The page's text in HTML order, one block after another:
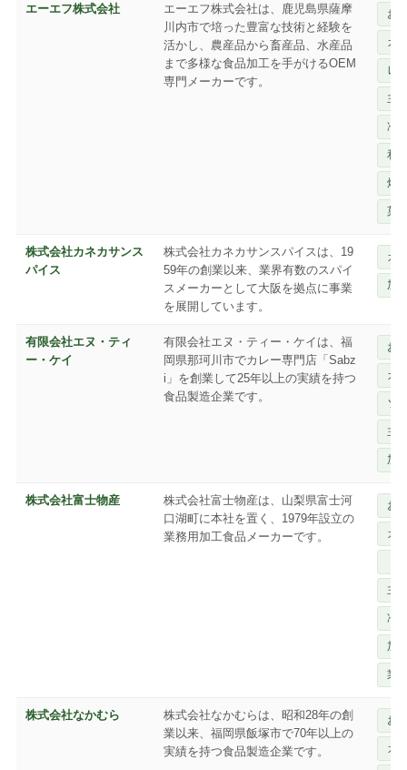
エーエフ株式会社
エーエフ株式会社は、鹿児島県薩摩
川内市で培った豊富な技術と経験を
活かし、農産品から畜産品、水産品
まで多様な食品加工を手がけるOEM
専門メーカーです。
お
カ
レ
主
冷
和
焼
菓
株式会社カネカサンス
パイス
株式会社カネカサンスパイスは、19
59年の創業以来、業界有数のスパイ
スメーカーとして大阪を拠点に事業
を展開しています。
カ
加
有限会社エヌ・ティ
ー・ケイ
有限会社エヌ・ティー・ケイは、福
岡県那珂川市でカレー専門店「Sabz
i」を創業して25年以上の実績を持つ
食品製造企業です。
お
カ
ソ
主
加
株式会社富士物産
株式会社富士物産は、山梨県富士河
口湖町に本社を置く、1979年設立の
業務用加工食品メーカーです。
お
カ
主
冷
加
業
株式会社なかむら
株式会社なかむらは、昭和28年の創
業以来、福岡県飯塚市で70年以上の
実績を持つ食品製造企業です。
お
カ